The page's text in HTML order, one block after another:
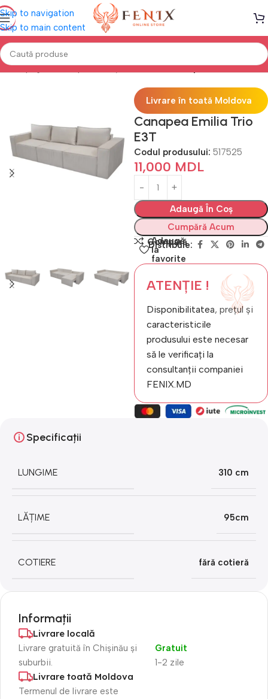
Skip to navigation
Skip to main content
Prima pagină Canapele, Colțare & Fotolii Canapele Extensibile
Livrare în toată Moldova
Canapea Emilia Trio
E3T
Codul produsului: 517525
11,000 MDL
Adaugă În Coș
Cumpără Acum
Compară
Adaugă
la
favorite
Distribuie:
ATENȚIE !
Disponibilitatea, prețul și
caracteristicile
produsului este necesar
să le verificați la
consultanții companiei
FENIX.MD
Specificații
LUNGIME 310 cm
LĂȚIME 95cm
COTIERE fără cotieră
Informații
Livrare locală
Livrare gratuită în Chișinău și
suburbii.
1-2 zile
Gratuit
Livrare toată Moldova
Termenul de livrare este